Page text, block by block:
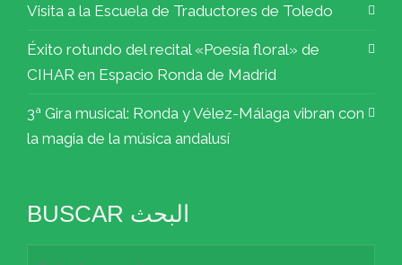
Visita a la Escuela de Traductores de Toledo
Éxito rotundo del recital «Poesía floral» de
CIHAR en Espacio Ronda de Madrid
3ª Gira musical: Ronda y Vélez-Málaga vibran con
la magia de la música andalusí
BUSCAR البحث